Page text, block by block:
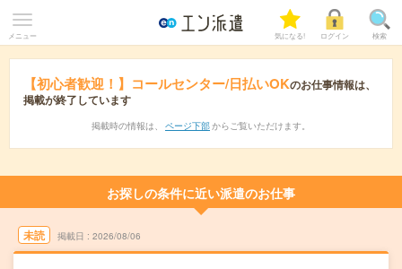
メニュー 気になる! ログイン 検索
【初心者歓迎！】コールセンター/日払いOKのお仕事情報は、
掲載が終了しています
掲載時の情報は、 ページ下部 からご覧いただけます。
お探しの条件に近い派遣のお仕事
未読 掲載日 2026/08/06